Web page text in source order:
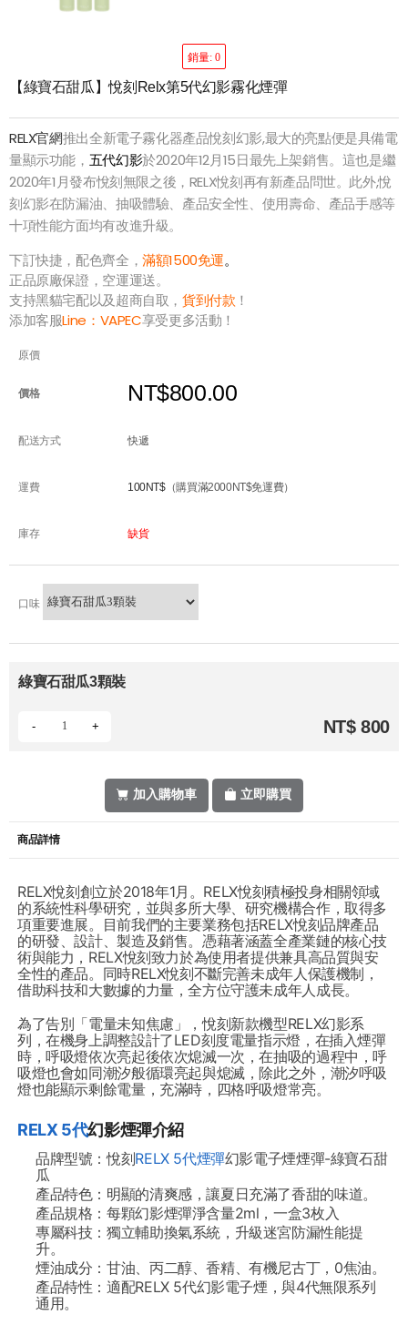
銷量: 0
【綠寶石甜瓜】悅刻Relx第5代幻影霧化煙彈
RELX官網推出全新電子霧化器產品悅刻幻影,最大的亮點便是具備電
量顯示功能， 五代幻影於2020年12月15日最先上架銷售。這也是繼
2020年1月發布悅刻無限之後，RELX悅刻再有新產品問世。此外,悅
刻幻影在防漏油、抽吸體驗、產品安全性、使用壽命、產品手感等
十項性能方面均有改進升級。
下訂快捷，配色齊全，滿額1500免運。
正品原廠保證，空運運送。
支持黑貓宅配以及超商自取，貨到付款 ！
添加客服Line： VAPEC享受更多活動！
原價
價格 NT$800.00
配送方式 快遞
運費 100NT$（購買滿2000NT$免運費）
庫存 缺貨
口味
綠寶石甜瓜3顆裝
- + NT$ 800
加入購物車 立即購買
商品詳情
RELX悅刻創立於2018年1月。RELX悅刻積極投身相關領域
的系統性科學研究，並與多所大學、研究機構合作，取得多
項重要進展。目前我們的主要業務包括RELX悅刻品牌產品
的研發、設計、製造及銷售。憑藉著涵蓋全產業鏈的核心技
術與能力，RELX悅刻致力於為使用者提供兼具高品質與安
全性的產品。同時RELX悅刻不斷完善未成年人保護機制，
借助科技和大數據的力量，全方位守護未成年人成長。
為了告別「電量未知焦慮」，悅刻新款機型RELX幻影系
列，在機身上調整設計了LED刻度電量指示燈，在插入煙彈
時，呼吸燈依次亮起後依次熄滅一次，在抽吸的過程中，呼
吸燈也會如同潮汐般循環亮起與熄滅，除此之外，潮汐呼吸
燈也能顯示剩餘電量，充滿時，四格呼吸燈常亮。
RELX 5代幻影煙彈介紹
品牌型號：悅刻RELX 5代煙彈幻影電子煙煙彈-綠寶石甜
瓜
產品特色： 明顯的清爽感，讓夏日充滿了香甜的味道。
產品規格：每顆幻影煙彈淨含量2ml，一盒3枚入
專屬科技：獨立輔助換氣系統，升級迷宮防漏性能提
升。
煙油成分：甘油、丙二醇、香精、有機尼古丁，0焦油。
產品特性：適配RELX 5代幻影電子煙，與4代無限系列
通用。